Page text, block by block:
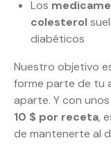
Los
colesterol
diabéticos
Nuestro objetivo
forme parte de tu
aparte. Y con
10 $ por receta,
de mantenerte al